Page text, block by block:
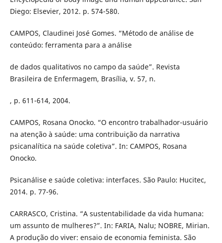
Diego: Elsevier, 2012. p. 574-580.
CAMPOS, Claudinei José Gomes. “Método de análise de
conteúdo: ferramenta para a análise
de dados qualitativos no campo da saúde”. Revista
Brasileira de Enfermagem, Brasília, v. 57, n.
, p. 611-614, 2004.
CAMPOS, Rosana Onocko. “O encontro trabalhador-usuário
na atenção à saúde: uma contribuição da narrativa
psicanalítica na saúde coletiva”. In: CAMPOS, Rosana
Onocko.
Psicanálise e saúde coletiva: interfaces. São Paulo: Hucitec,
2014. p. 77-96.
CARRASCO, Cristina. “A sustentabilidade da vida humana:
um assunto de mulheres?”. In: FARIA, Nalu; NOBRE, Mirian.
A produção do viver: ensaio de economia feminista. São